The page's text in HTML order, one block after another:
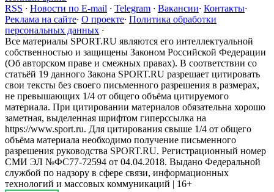
RSS · Новости по E-mail · Telegram · Вакансии· Контакты·
Реклама на сайте· О проекте· Политика обработки
персональных данных ·
Все материалы SPORT.RU являются его интеллектуальной
собственностью и защищены Законом Российской Федерации
(Об авторском праве и смежных правах). В соответствии со
статьёй 19 данного Закона SPORT.RU разрешает цитировать
свои тексты без своего письменного разрешения в размерах,
не превышающих 1/4 от общего объёма цитируемого
материала. При цитировании материалов обязательна хорошо
заметная, выделенная шрифтом гиперссылка на
https://www.sport.ru. Для цитирования свыше 1/4 от общего
объёма материала необходимо получение письменного
разрешения руководства SPORT.RU. Регистрационный номер
СМИ ЭЛ №ФС77-72594 от 04.04.2018. Выдано Федеральной
службой по надзору в сфере связи, информационных
технологий и массовых коммуникаций | 16+